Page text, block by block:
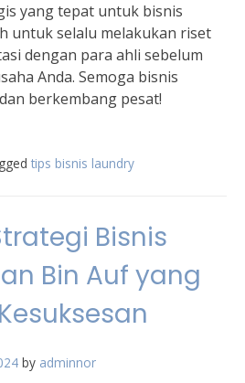
yang tepat untuk bisnis
untuk selalu melakukan riset
dengan para ahli sebelum
Anda. Semoga bisnis
berkembang pesat!
tips bisnis laundry
Bisnis
Bin Auf yang
by adminnor